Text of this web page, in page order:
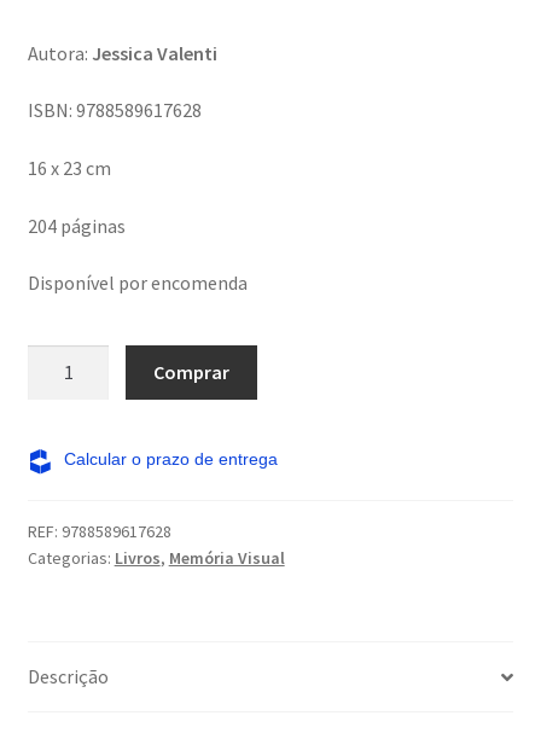
Autora: Jessica Valenti
ISBN: 9788589617628
16 x 23 cm
204 páginas
Disponível por encomenda
filhos?
Uma
explora
a
criação
Comprar
REF: 9788589617628
Categorias: Livros, Memória Visual
Descrição